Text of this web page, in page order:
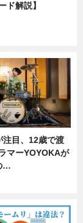
ド解説】
注目、12歳で渡
マーYOYOKAが
…